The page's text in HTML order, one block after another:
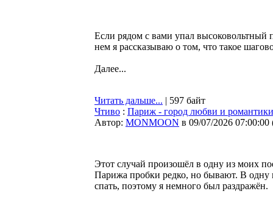
Если рядом с вами упал высоковольтный
нем я рассказываю о том, что такое
Далее...
Читать дальше... | 597 байт
Чтиво : Париж - город любви и романтики
Автор: MONMOON в 09/07/2026 07:00:00
Этот случай произошёл в одну из моих
Парижа пробки редко, но бывают. В одну
спать, поэтому я немного был раздражён.